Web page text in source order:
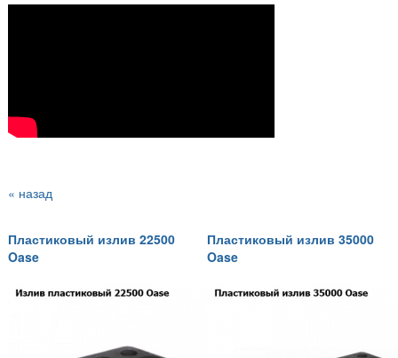
« назад
Пластиковый излив 22500
Oase
Пластиковый излив 35000
Oase